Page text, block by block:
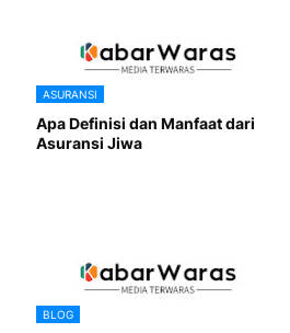
ASURANSI
Apa Definisi dan Manfaat dari
Asuransi Jiwa
BLOG